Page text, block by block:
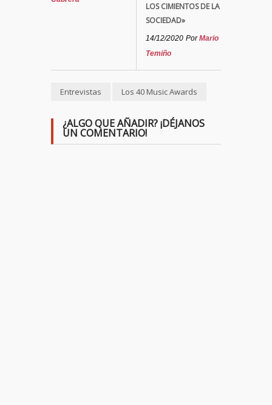
LOS CIMIENTOS DE LA
SOCIEDAD»
14/12/2020 PorMario
Temiño
Entrevistas Los 40 Music Awards
¿ALGO QUE AÑADIR? ¡DÉJANOS
UN COMENTARIO!